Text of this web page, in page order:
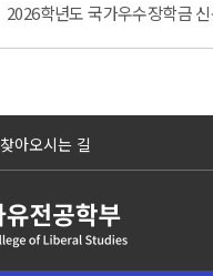
2026학년도 국가우수장학금
찾아오시는 길